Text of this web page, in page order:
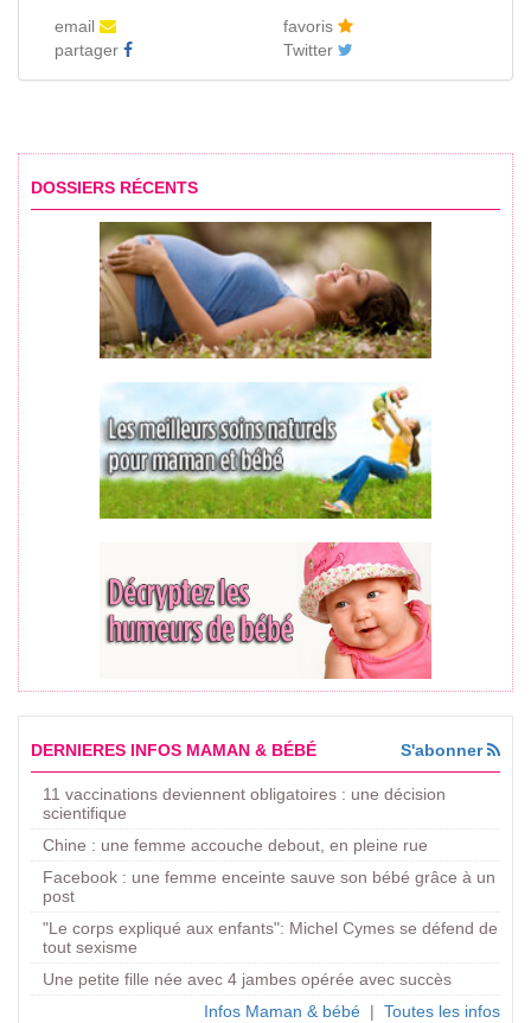
email
favoris
partager
Twitter
DOSSIERS RÉCENTS
DERNIERES INFOS MAMAN & BÉBÉ S'abonner
11 vaccinations deviennent obligatoires : une décision
scientifique
Chine : une femme accouche debout, en pleine rue
Facebook : une femme enceinte sauve son bébé grâce à un
post
"Le corps expliqué aux enfants": Michel Cymes se défend de
tout sexisme
Une petite fille née avec 4 jambes opérée avec succès
Infos Maman & bébé | Toutes les infos